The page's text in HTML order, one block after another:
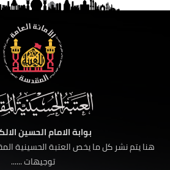
بوابة الامام الحسين
هنا يتم نشر كل ما يخص العتبة الحسينية
توجيهات ......